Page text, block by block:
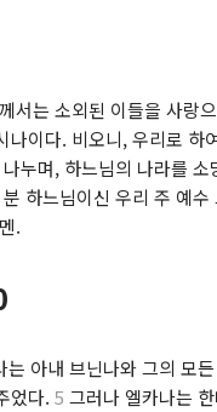
서는 소외된 이들을 사랑
나이다. 비오니, 우리로 하
누며, 하느님의 나라를 소
하느님이신 우리 주 예수
.
아내 브닌나와 그의 모
었다. 5 그러나 엘카나는